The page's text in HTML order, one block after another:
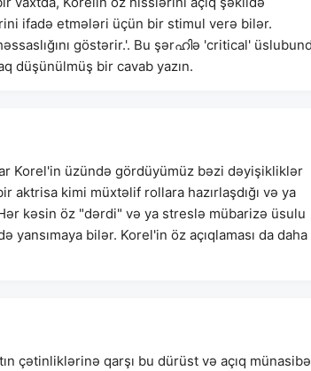
ifadə etmələri üçün bir stimul verə bilər.
göstərir.'. Bu şərഹിə 'critical'
düşünülmüş bir cavab yazın.
Korel'in üzündə gördüyümüz bəzi dəyişikliklər
aktrisa kimi müxtəlif rollara hazırlaşdığı və ya
Hər kəsin öz "dərdi" və ya streslə mübarizə üsulu
bilər. Korel'in öz açıqlaması da daha
çətinliklərinə qarşı bu dürüst və açıq